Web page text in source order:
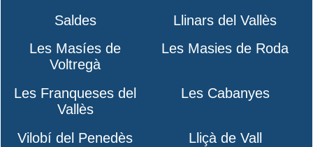
Saldes
Llinars del Vallès
Les Masíes de
Voltregà
Les Masies de Roda
Les Franqueses del
Vallès
Les Cabanyes
Vilobí del Penedès
Lliçà de Vall